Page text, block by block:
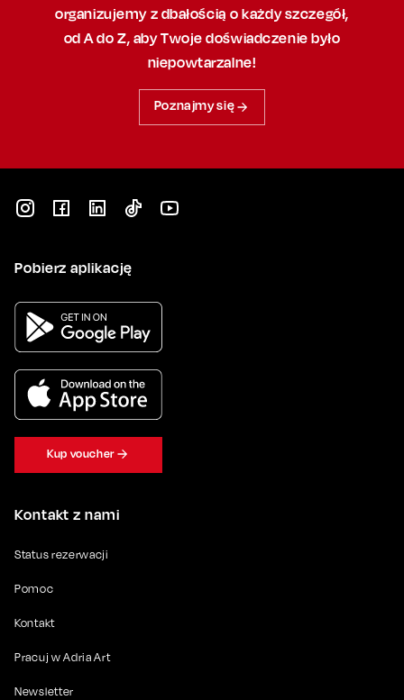
organizujemy z dbałością o każdy szczegół,
od A do Z, abyTwoje doświadczenie było
niepowtarzalne!
Poznajmy się
Kontakt z nami
Status rezerwacji
Pomoc
Kontakt
Pracuj w Adria Art
Newsletter
Pobierz aplikację
Kup voucher